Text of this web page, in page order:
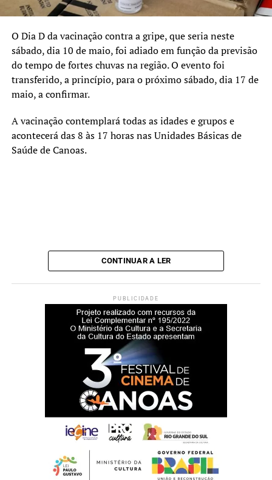
pelo governo estadual, para todas as obras de proteção da
cidade. Os projetos de Canoas já estão cadastrados e em
análise pela equipe da Secretaria Estadual de
Reconstrução (Sergs).
O Dia D da vacinação contra a gripe, que seria neste
sábado, dia 10 de maio, foi adiado em função da previsão
do tempo de fortes chuvas na região. O evento foi
transferido, a princípio, para o próximo sábado, dia 17 de
maio, a confirmar.
A vacinação contemplará todas as idades e grupos e
acontecerá das 8 às 17 horas nas Unidades Básicas de
Saúde de Canoas.
CONTINUAR A LER
PUBLICIDADE